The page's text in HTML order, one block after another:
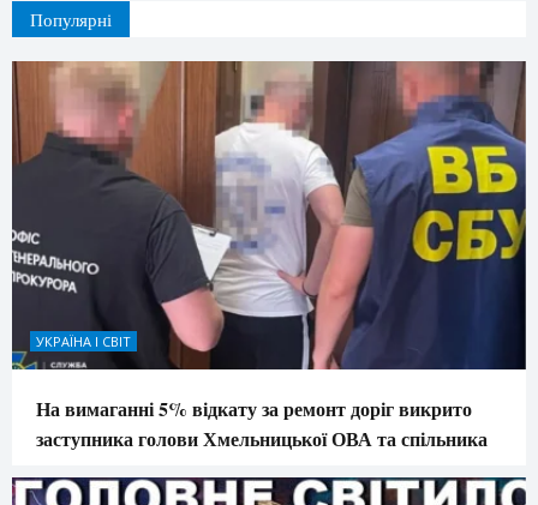
Популярні
УКРАЇНА І СВІТ
На вимаганні 5% відкату за ремонт доріг викрито
заступника голови Хмельницької ОВА та спільника